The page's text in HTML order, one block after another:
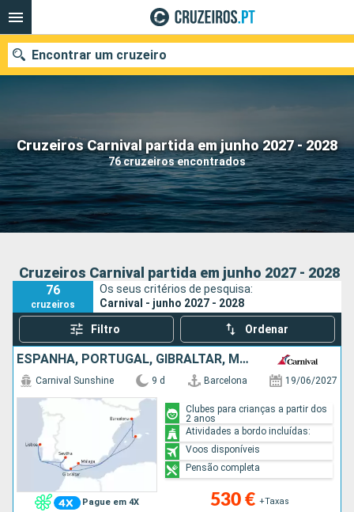
Cruzeiros Carnival partida em junho 2027 - 2028
76 cruzeiros encontrados
Encontrar um cruzeiro
Quando ir?
Data de partida
Portos Companhias
Cruzeiros Carnival partida em junho 2027 - 2028
76
cruzeiros
Os seus critérios de pesquisa:
Carnival - junho 2027 - 2028
Filtro Ordenar
ESPANHA, PORTUGAL, GIBRALTAR, MAIORCA
Pague em 4X
Carnival Sunshine 9 d Barcelona 19/06/2027
530 € +Taxas
Clubes para crianças a partir dos
2 anos
Atividades a bordo incluídas:
Voos disponíveis
Pensão completa